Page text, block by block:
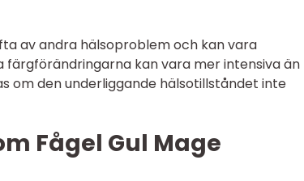
av andra hälsoproblem och kan vara
kan vara mer intensiva än
om den underliggande hälsotillståndet inte
Fågel Gul Mage